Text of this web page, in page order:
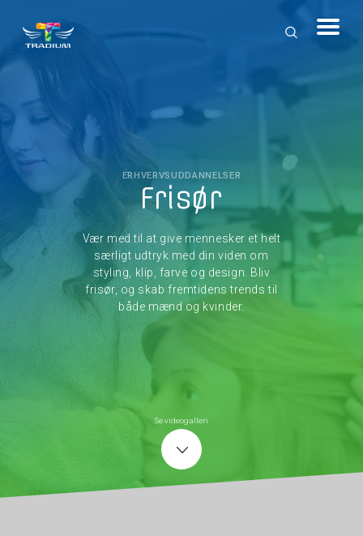
ERHVERVSUDDANNELSER
Frisør
Vær med til at give mennesker et helt
særligt udtryk med din viden om
styling, klip, farve og design. Bliv
frisør, og skab fremtidens trends til
både mænd og kvinder.
Se videogalleri